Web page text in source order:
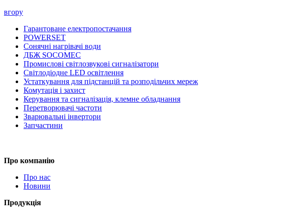
вгору
Гарантоване електропостачання
POWERSET
Сонячні нагрівачі води
ДБЖ SOCOMEC
Промислові світлозвукові сигналізатори
Світлодіодне LED освітлення
Устаткування для підстанцій та розподільчих мереж
Комутація і захист
Керування та сигналізація, клемне обладнання
Перетворювачі частоти
Зварювальні інвертори
Запчастини
Про компанію
Про нас
Новини
Продукція